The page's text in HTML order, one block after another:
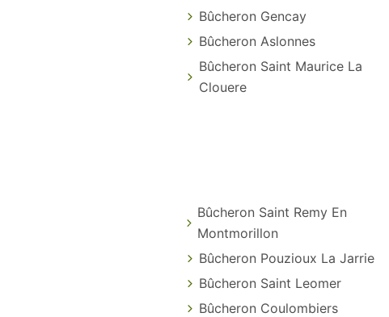
Bûcheron Gencay
Bûcheron Aslonnes
Bûcheron Saint Maurice La
Clouere
Bûcheron Saint Remy En
Montmorillon
Bûcheron Pouzioux La Jarrie
Bûcheron Saint Leomer
Bûcheron Coulombiers